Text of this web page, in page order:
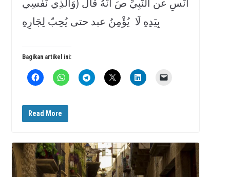
أَنَسِ عن النَّبِيِّ صَ أَنَّهُ قَالَ (وَالَّذِي نَفْسِي
بِيَدِهِ لَا يُؤْمِنُ عبد حتى يُحِبّ لِجَارِهِ
Bagikan artikel ini:
Read More